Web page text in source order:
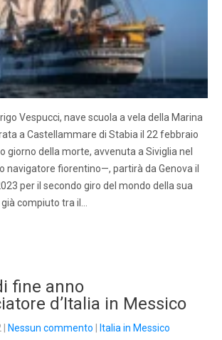
Vespucci, nave scuola a vela della Marina
a Castellammare di Stabia il 22 febbraio
giorno della morte, avvenuta a Siviglia nel
navigatore fiorentino—, partirà da Genova il
per il secondo giro del mondo della sua
compiuto tra il…
fine anno
d’Italia in Messico
Nessun commento Italia in Messico